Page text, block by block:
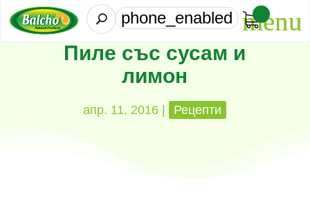
phone_enabled
U
Пиле със сусам и
лимон
апр. 11, 2016 Рецепти